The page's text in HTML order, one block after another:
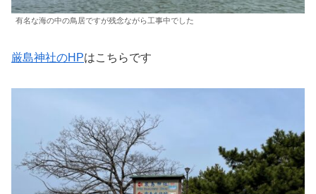
有名な海の中の鳥居ですが残念ながら工事中でした
厳島神社のHPはこちらです